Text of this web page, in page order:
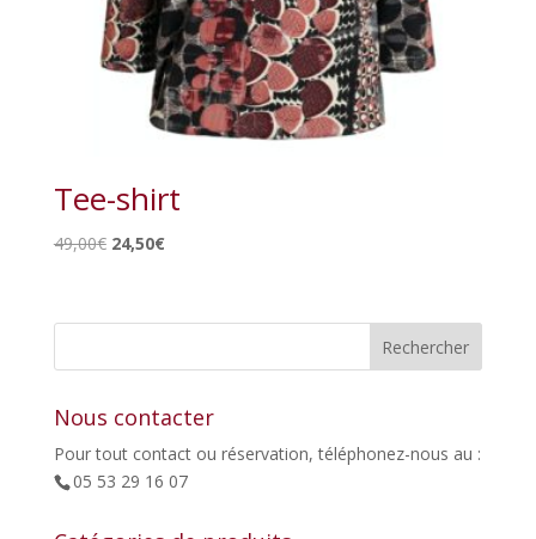
Tee-shirt
49,00€ Le
était :
24,50€Le
est :
Nous contacter
Pour tout contact ou réservation, téléphonez-nous au :
05 53 29 16 07